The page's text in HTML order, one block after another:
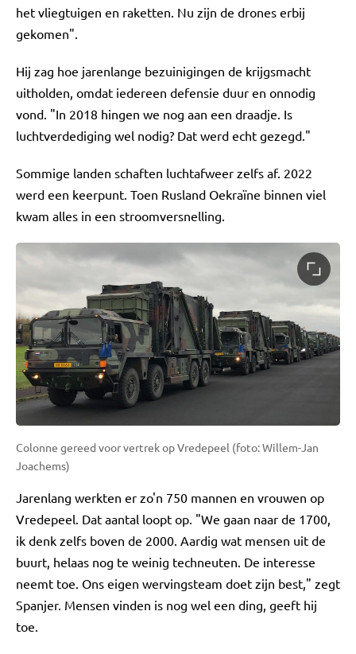
het vliegtuigen en raketten. Nu zijn de drones erbij
gekomen".
Hij zag hoe jarenlange bezuinigingen de krijgsmacht
uitholden, omdat iedereen defensie duur en onnodig
vond. "In 2018 hingen we nog aan een draadje. Is
luchtverdediging wel nodig? Dat werd echt gezegd."
Sommige landen schaften luchtafweer zelfs af. 2022
werd een keerpunt. Toen Rusland Oekraïne binnen viel
kwam alles in een stroomversnelling.
Colonne gereed voor vertrek op Vredepeel (foto: Willem-Jan
Joachems)
Jarenlang werkten er zo'n 750 mannen en vrouwen op
Vredepeel. Dat aantal loopt op. "We gaan naar de 1700,
ik denk zelfs boven de 2000. Aardig wat mensen uit de
buurt, helaas nog te weinig techneuten. De interesse
neemt toe. Ons eigen wervingsteam doet zijn best," zegt
Spanjer. Mensen vinden is nog wel een ding, geeft hij
toe.